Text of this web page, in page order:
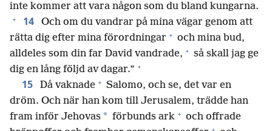
inte kommer att vara någon som du bland kungarna.
+ 14
Och om du vandrar på mina vägar genom att
rätta dig efter mina förordningar + och mina bud,
alldeles som din far David vandrade, + så skall jag ge
dig en lång följd av dagar.” +
15 Då vaknade + Salomo, och se, det var en
dröm. Och när han kom till Jerusalem, trädde han
fram inför Jehovas * förbunds ark + och offrade
+